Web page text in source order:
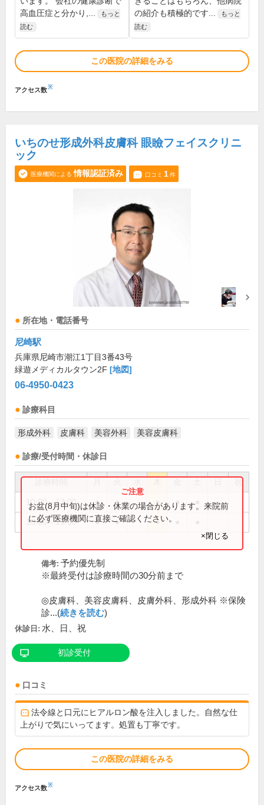
高血圧症と分かり,...
もっと
読む
の紹介も積極的です...
もっと
読む
この医院の詳細をみる
アクセス数※
いちのせ形成外科皮膚科 眼瞼フェイスクリニ
ック
医療機関による 情報認証済み 口コミ 1件
所在地・電話番号
尼崎駅
兵庫県尼崎市潮江1丁目3番43号
緑遊メディカルタウン2F [地図]
06-4950-0423
診療科目
形成外科 皮膚科 美容外科 美容皮膚科
診療/受付時間・休診日
祝
10:00～13:00 ● ● ● ●
16:00～19:00 ● ● ●
お盆(8月中旬)は休診・休業の場合があります。来院前
に必ず医療機関に直接ご確認ください。
×閉じる
備考: 予約優先制
※最終受付は診療時間の30分前まで
◎皮膚科、美容皮膚科、皮膚外科、形成外科 ※保険
診...(続きを読む)
休診日: 水、日、祝
初診受付
口コミ
法令線と口元にヒアルロン酸を注入しました。自然な仕
上がりで気にいってます。処置も丁寧です。
この医院の詳細をみる
アクセス数※